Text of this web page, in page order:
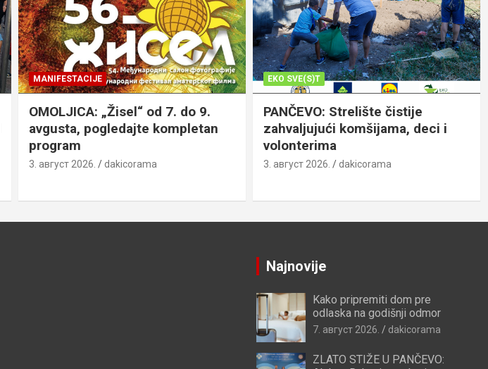
MANIFESTACIJE
OMOLJICA: „Žisel“ od 7. do 9.
avgusta, pogledajte kompletan
program
3. август 2026. dakicorama
EKO SVE(S)T
PANČEVO: Strelište čistije
zahvaljujući komšijama, deci i
volonterima
3. август 2026. dakicorama
Najnovije
Kako pripremiti dom pre
odlaska na godišnji odmor
7. август 2026. dakicorama
ZLATO STIŽE U PANČEVO: